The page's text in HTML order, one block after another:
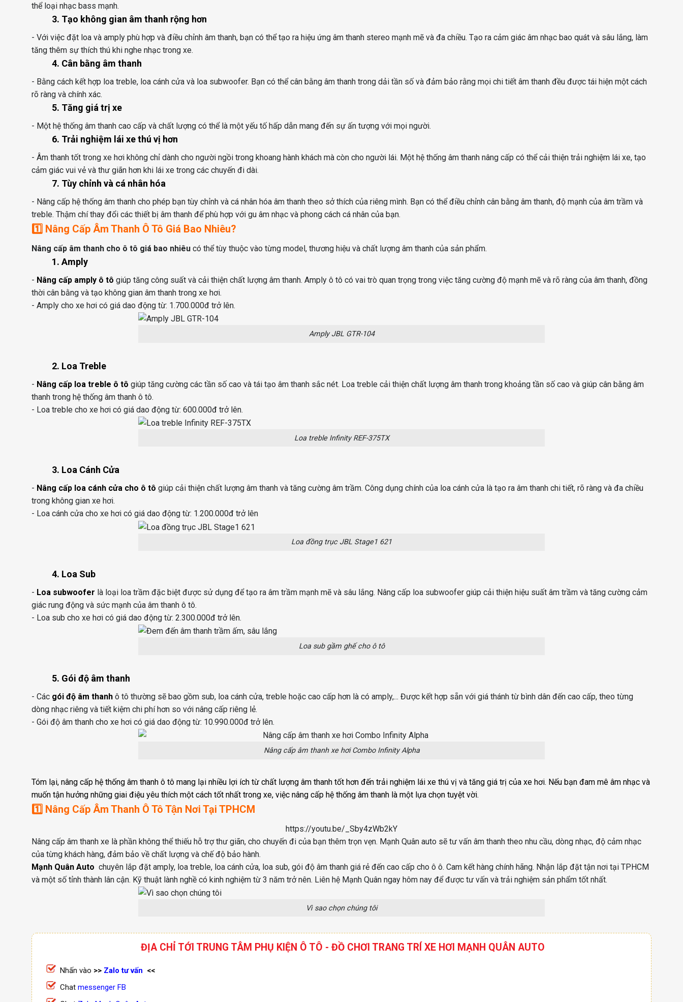
thể loại nhạc bass mạnh.
3. Tạo không gian âm thanh rộng hơn
- Với việc đặt loa và amply phù hợp và điều chỉnh âm thanh, bạn có thể tạo ra hiệu ứng âm thanh stereo mạnh mẽ và đa chiều. Tạo ra cảm giác âm nhạc bao quát và sâu lắng, làm
tăng thêm sự thích thú khi nghe nhạc trong xe.
4. Cân bằng âm thanh
- Bằng cách kết hợp loa treble, loa cánh cửa và loa subwoofer. Bạn có thể cân bằng âm thanh trong dải tần số và đảm bảo rằng mọi chi tiết âm thanh đều được tái hiện một cách
rõ ràng và chính xác.
5. Tăng giá trị xe
- Một hệ thống âm thanh cao cấp và chất lượng có thể là một yếu tố hấp dẫn mang đến sự ấn tượng với mọi người.
6. Trải nghiệm lái xe thú vị hơn
- Âm thanh tốt trong xe hơi không chỉ dành cho người ngồi trong khoang hành khách mà còn cho người lái. Một hệ thống âm thanh nâng cấp có thể cải thiện trải nghiệm lái xe, tạo
cảm giác vui vẻ và thư giãn hơn khi lái xe trong các chuyến đi dài.
7. Tùy chỉnh và cá nhân hóa
- Nâng cấp hệ thống âm thanh cho phép bạn tùy chỉnh và cá nhân hóa âm thanh theo sở thích của riêng mình. Bạn có thể điều chỉnh cân bằng âm thanh, độ mạnh của âm trầm và
treble. Thậm chí thay đổi các thiết bị âm thanh để phù hợp với gu âm nhạc và phong cách cá nhân của bạn.
1️⃣ Nâng Cấp Âm Thanh Ô Tô Giá Bao Nhiêu?
Nâng cấp âm thanh cho ô tô giá bao nhiêu có thể tùy thuộc vào từng model, thương hiệu và chất lượng âm thanh của sản phẩm.
1. Amply
- Nâng cấp amply ô tô giúp tăng công suất và cải thiện chất lượng âm thanh. Amply ô tô có vai trò quan trọng trong việc tăng cường độ mạnh mẽ và rõ ràng của âm thanh, đồng
thời cân bằng và tạo không gian âm thanh trong xe hơi.
- Amply cho xe hơi có giá dao động từ: 1.700.000đ trở lên.
Amply JBL GTR-104
2. Loa Treble
- Nâng cấp loa treble ô tô giúp tăng cường các tần số cao và tái tạo âm thanh sắc nét. Loa treble cải thiện chất lượng âm thanh trong khoảng tần số cao và giúp cân bằng âm
thanh trong hệ thống âm thanh ô tô.
- Loa treble cho xe hơi có giá dao động từ: 600.000đ trở lên.
Loa treble Infinity REF-375TX
3. Loa Cánh Cửa
- Nâng cấp loa cánh cửa cho ô tô giúp cải thiện chất lượng âm thanh và tăng cường âm trầm. Công dụng chính của loa cánh cửa là tạo ra âm thanh chi tiết, rõ ràng và đa chiều
trong không gian xe hơi.
- Loa cánh cửa cho xe hơi có giá dao động từ: 1.200.000đ trở lên
Loa đồng trục JBL Stage1 621
4. Loa Sub
- Loa subwoofer là loại loa trầm đặc biệt được sử dụng để tạo ra âm trầm mạnh mẽ và sâu lắng. Nâng cấp loa subwoofer giúp cải thiện hiệu suất âm trầm và tăng cường cảm
giác rung động và sức mạnh của âm thanh ô tô.
- Loa sub cho xe hơi có giá dao động từ: 2.300.000đ trở lên.
Loa sub gầm ghế cho ô tô
5. Gói độ âm thanh
- Các gói độ âm thanh ô tô thường sẽ bao gồm sub, loa cánh cửa, treble hoặc cao cấp hơn là có amply,... Được kết hợp sẵn với giá thánh từ bình dân đến cao cấp, theo từng
dòng nhạc riêng và tiết kiệm chi phí hơn so với nâng cấp riêng lẻ.
- Gói độ âm thanh cho xe hơi có giá dao động từ: 10.990.000đ trở lên.
Nâng cấp âm thanh xe hơi Combo Infinity Alpha
Tóm lại, nâng cấp hệ thống âm thanh ô tô mang lại nhiều lợi ích từ chất lượng âm thanh tốt hơn đến trải nghiệm lái xe thú vị và tăng giá trị của xe hơi. Nếu bạn đam mê âm nhạc và
muốn tận hưởng những giai điệu yêu thích một cách tốt nhất trong xe, việc nâng cấp hệ thống âm thanh là một lựa chọn tuyệt vời.
1️⃣ Nâng Cấp Âm Thanh Ô Tô Tận Nơi Tại TPHCM
https://youtu.be/_Sby4zWb2kY
Nâng cấp âm thanh xe là phần không thể thiếu hỗ trợ thư giãn, cho chuyến đi của bạn thêm trọn vẹn. Mạnh Quân auto sẽ tư vấn âm thanh theo nhu cầu, dòng nhạc, độ cảm nhạc
của từng khách hàng, đảm bảo về chất lượng và chế độ bảo hành.
Mạnh Quân Auto chuyên lắp đặt amply, loa treble, loa cánh cửa, loa sub, gói độ âm thanh giá rẻ đến cao cấp cho ô ô. Cam kết hàng chính hãng. Nhận lắp đặt tận nơi tại TPHCM
và một số tỉnh thành lân cận. Kỹ thuật lành nghề có kinh nghiệm từ 3 năm trở nên. Liên hệ Mạnh Quân ngay hôm nay để được tư vấn và trải nghiệm sản phẩm tốt nhất.
Vì sao chọn chúng tôi
ĐỊA CHỈ TỚI TRUNG TÂM PHỤ KIỆN Ô TÔ - ĐỒ CHƠI TRANG TRÍ XE HƠI MẠNH QUÂN AUTO
Nhấn vào >> Zalo tư vấn <<
Chat messenger FB